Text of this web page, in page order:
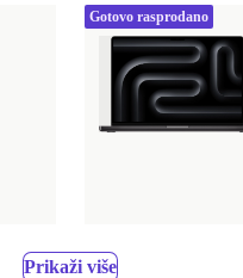
Gotovo rasprodano
Prikaži više